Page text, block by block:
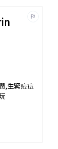
,生緊痘痘